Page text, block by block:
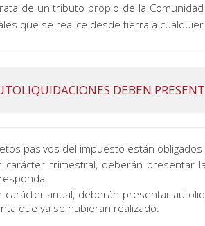
de un tributo propio de la
que se realice desde tierra a
DEBEN
pasivos del impuesto están
carácter trimestral, deberán presentar
carácter anual, deberán presentar
que ya se hubieran realizado.